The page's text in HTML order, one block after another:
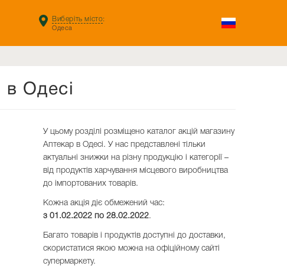
Виберіть місто:
Одеса
в Одесі
У цьому розділі розміщено каталог акцій магазину
Аптекар в Одесі. У нас представлені тільки
актуальні знижки на різну продукцію і категорії –
від продуктів харчування місцевого виробництва
до імпортованих товарів.
Кожна акція діє обмежений час:
з 01.02.2022 по 28.02.2022.
Багато товарів і продуктів доступні до доставки,
скористатися якою можна на офіційному сайті
супермаркету.